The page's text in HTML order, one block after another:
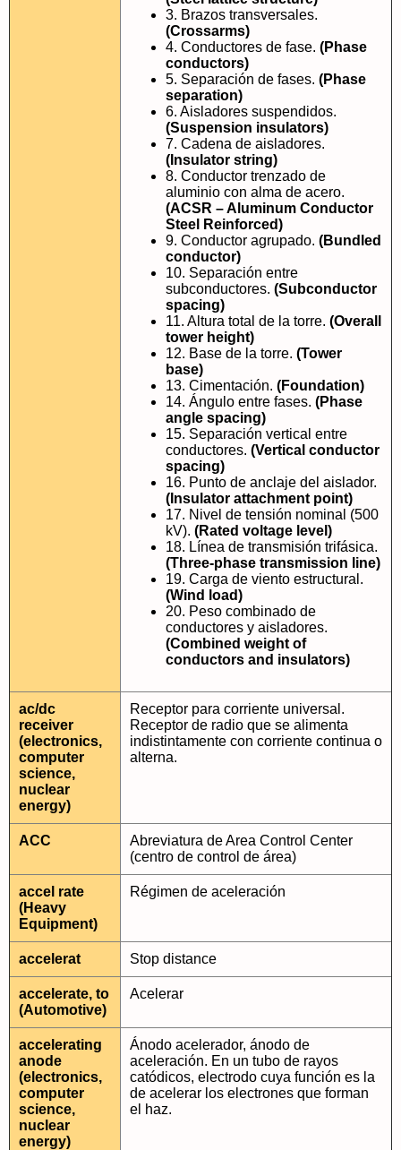
3. Brazos transversales.
(Crossarms)
4. Conductores de fase. (Phase
conductors)
5. Separación de fases. (Phase
separation)
6. Aisladores suspendidos.
(Suspension insulators)
7. Cadena de aisladores.
(Insulator string)
8. Conductor trenzado de
aluminio con alma de acero.
(ACSR – Aluminum Conductor
Steel Reinforced)
9. Conductor agrupado. (Bundled
conductor)
10. Separación entre
subconductores. (Subconductor
spacing)
11. Altura total de la torre. (Overall
tower height)
12. Base de la torre. (Tower
base)
13. Cimentación. (Foundation)
14. Ángulo entre fases. (Phase
angle spacing)
15. Separación vertical entre
conductores. (Vertical conductor
spacing)
16. Punto de anclaje del aislador.
(Insulator attachment point)
17. Nivel de tensión nominal (500
kV). (Rated voltage level)
18. Línea de transmisión trifásica.
(Three-phase transmission line)
19. Carga de viento estructural.
(Wind load)
20. Peso combinado de
conductores y aisladores.
(Combined weight of
conductors and insulators)
ac/dc
receiver
(electronics,
computer
science,
nuclear
energy)
Receptor para corriente universal.
Receptor de radio que se alimenta
indistintamente con corriente continua o
alterna.
ACC
Abreviatura de Area Control Center
(centro de control de área)
accel rate
(Heavy
Equipment)
Régimen de aceleración
accelerat Stop distance
accelerate, to
(Automotive)
Acelerar
accelerating
anode
(electronics,
computer
science,
nuclear
energy)
Ánodo acelerador, ánodo de
aceleración. En un tubo de rayos
catódicos, electrodo cuya función es la
de acelerar los electrones que forman
el haz.